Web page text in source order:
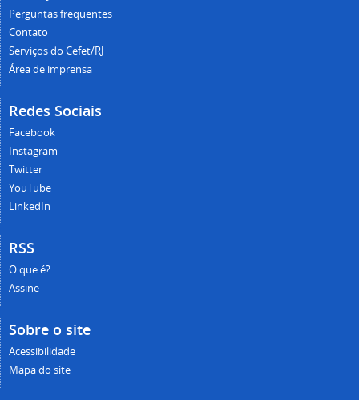
Perguntas frequentes
Contato
Serviços do Cefet/RJ
Área de imprensa
Redes Sociais
Facebook
Instagram
Twitter
YouTube
LinkedIn
RSS
O que é?
Assine
Sobre o site
Acessibilidade
Mapa do site